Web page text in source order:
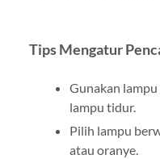
Tips Mengatur
Gunakan
lampu tidur.
Pilih lampu
atau oranye.